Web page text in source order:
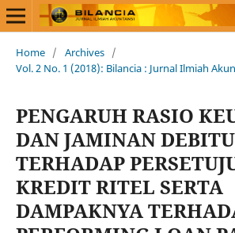
Home / Archives /
Vol. 2 No. 1 (2018): Bilancia : Jurnal Ilmiah
PENGARUH RASIO
DAN JAMINAN
TERHADAP
KREDIT RITEL SERTA
DAMPAKNYA